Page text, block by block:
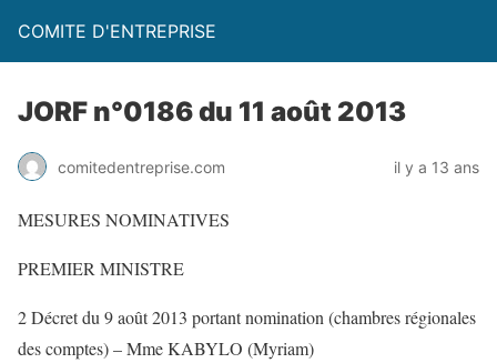
COMITE D'ENTREPRISE
JORF n°0186 du 11 août 2013
comitedentreprise.com il y a 13 ans
MESURES NOMINATIVES
PREMIER MINISTRE
2 Décret du 9 août 2013 portant nomination (chambres régionales
des comptes) – Mme KABYLO (Myriam)